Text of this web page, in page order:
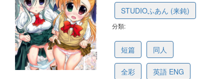
STUDIOふあん (来鈍)
分類:
短篇 同人
全彩 英語 ENG